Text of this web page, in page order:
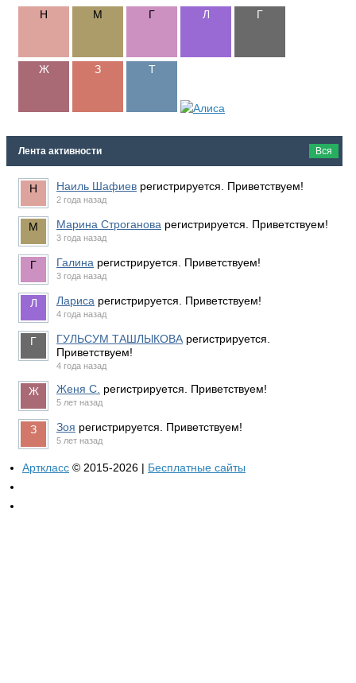
Лента активности Вся
Наиль Шафиев регистрируется. Приветствуем!
2 года назад
Марина Строганова регистрируется. Приветствуем!
3 года назад
Галина регистрируется. Приветствуем!
3 года назад
Лариса регистрируется. Приветствуем!
4 года назад
ГУЛЬСУМ ТАШЛЫКОВАрегистрируется.
Приветствуем!
4 года назад
Женя С. регистрируется. Приветствуем!
5 лет назад
Зоя регистрируется. Приветствуем!
5 лет назад
Арткласс © 2015-2026 | Бесплатные сайты